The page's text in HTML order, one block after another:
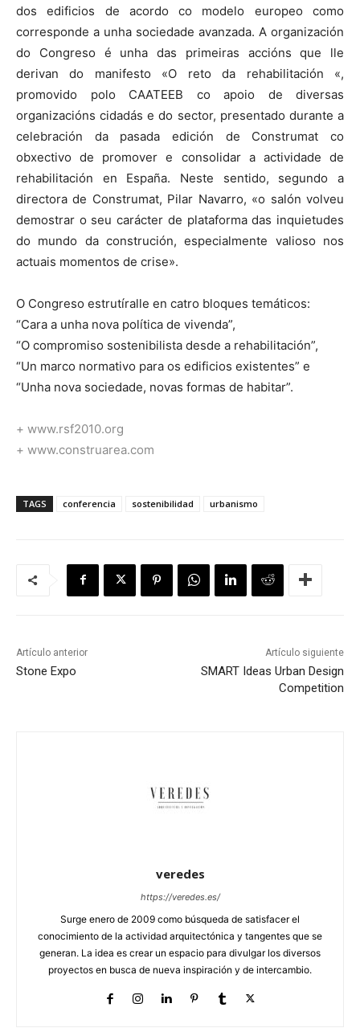
dos edificios de acordo co modelo europeo como
corresponde a unha sociedade avanzada. A organización
do Congreso é unha das primeiras accións que lle
derivan do manifesto «O reto da rehabilitación «,
promovido polo CAATEEB co apoio de diversas
organizacións cidadás e do sector, presentado durante a
celebración da pasada edición de Construmat co
obxectivo de promover e consolidar a actividade de
rehabilitación en España. Neste sentido, segundo a
directora de Construmat, Pilar Navarro, «o salón volveu
demostrar o seu carácter de plataforma das inquietudes
do mundo da construción, especialmente valioso nos
actuais momentos de crise».
O Congreso estrutíralle en catro bloques temáticos:
“Cara a unha nova política de vivenda”,
“O compromiso sostenibilista desde a rehabilitación”,
“Un marco normativo para os edificios existentes” e
“Unha nova sociedade, novas formas de habitar”.
+ www.rsf2010.org
+ www.construarea.com
TAGS conferencia sostenibilidad urbanismo
Artículo anterior
Stone Expo
Artículo siguiente
SMART Ideas Urban Design
Competition
veredes
https://veredes.es/
Surge enero de 2009 como búsqueda de satisfacer el
conocimiento de la actividad arquitectónica y tangentes que se
generan. La idea es crear un espacio para divulgar los diversos
proyectos en busca de nueva inspiración y de intercambio.